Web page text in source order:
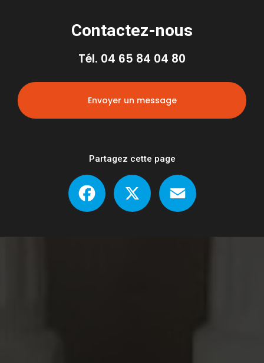
Contactez-nous
Tél. 04 65 84 04 80
Envoyer un message
Partagez cette page
Facebook